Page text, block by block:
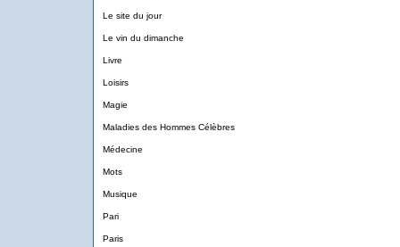
Le site du jour
Le vin du dimanche
Livre
Loisirs
Magie
Maladies des Hommes Célèbres
Médecine
Mots
Musique
Pari
Paris